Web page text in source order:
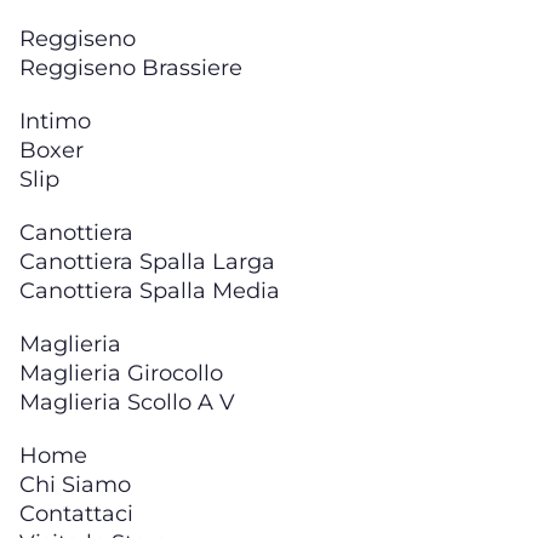
Reggiseno
Reggiseno Brassiere
Intimo
Boxer
Slip
Canottiera
Canottiera Spalla Larga
Canottiera Spalla Media
Maglieria
Maglieria Girocollo
Maglieria Scollo A V
Home
Chi Siamo
Contattaci